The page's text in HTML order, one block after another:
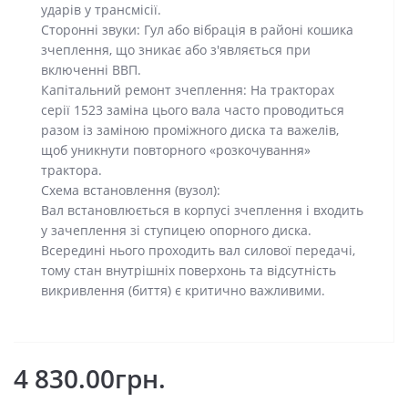
ударів у трансмісії.
Сторонні звуки: Гул або вібрація в районі кошика
зчеплення, що зникає або з'являється при
включенні ВВП.
Капітальний ремонт зчеплення: На тракторах
серії 1523 заміна цього вала часто проводиться
разом із заміною проміжного диска та важелів,
щоб уникнути повторного «розкочування»
трактора.
Схема встановлення (вузол):
Вал встановлюється в корпусі зчеплення і входить
у зачеплення зі ступицею опорного диска.
Всередині нього проходить вал силової передачі,
тому стан внутрішніх поверхонь та відсутність
викривлення (биття) є критично важливими.
4 830.00грн.